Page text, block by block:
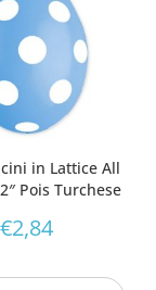
in Lattice All
Pois Turchese
€2,84